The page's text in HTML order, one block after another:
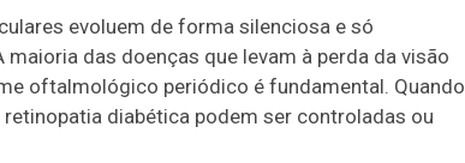
evoluem de forma silenciosa e só
das doenças que levam à perda da visão
oftalmológico periódico é fundamental. Quando
diabética podem ser controladas ou